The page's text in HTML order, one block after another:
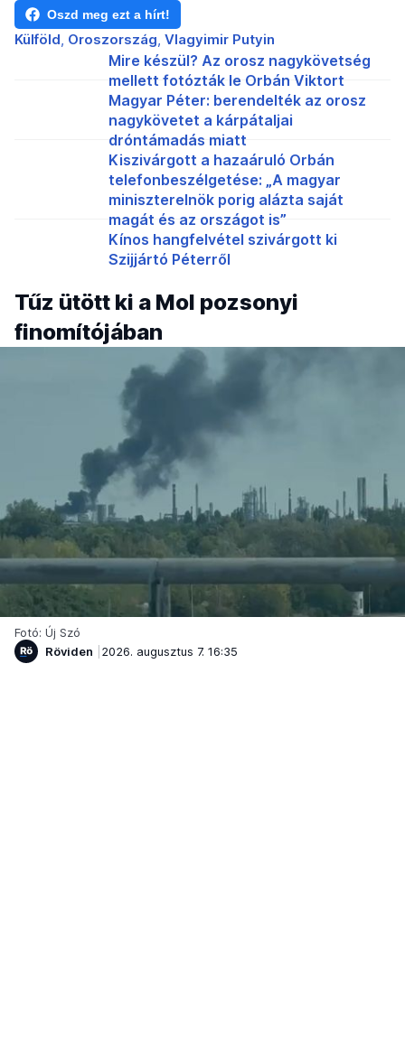
Oszd meg ezt a hírt!
Külföld Oroszország Vlagyimir Putyin
Mire készül? Az orosz nagykövetség
mellett fotózták le Orbán Viktort
Magyar Péter: berendelték az orosz
nagykövetet a kárpátaljai
dróntámadás miatt
Kiszivárgott a hazaáruló Orbán
telefonbeszélgetése: „A magyar
miniszterelnök porig alázta saját
magát és az országot is”
Kínos hangfelvétel szivárgott ki
Szijjártó Péterről
Tűz ütött ki a Mol pozsonyi
finomítójában
Fotó: Új Szó
Röviden
2026. augusztus 7. 16:35